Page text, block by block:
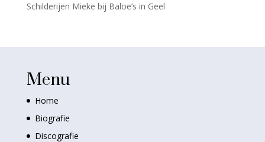
Schilderijen Mieke bij Baloe’s in Geel
Menu
Home
Biografie
Discografie